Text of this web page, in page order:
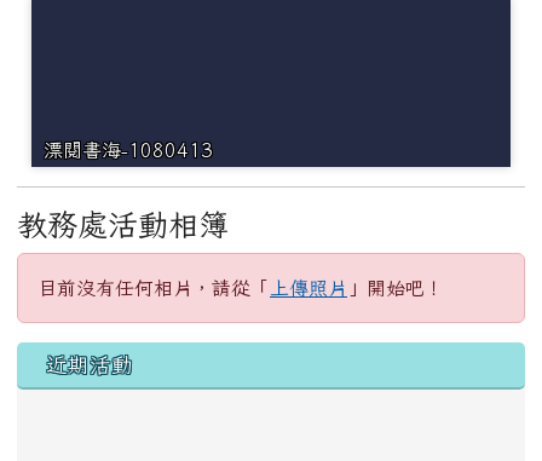
漂閱書海-1080413
教務處活動相簿
目前沒有任何相片，請從「 上傳照片 」開始吧！
左邊區域內容
近期活動